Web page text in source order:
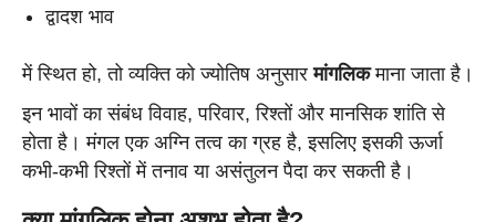
द्वादश भाव
में स्थित हो, तो व्यक्ति को ज्योतिष अनुसारमांगलिकमाना जाता है।
इन भावों का संबंध विवाह, परिवार, रिश्तों और मानसिक शांति से
होता है। मंगल एक अग्नि तत्व का ग्रह है, इसलिए इसकी ऊर्जा
कभी-कभी रिश्तों में तनाव या असंतुलन पैदा कर सकती है।